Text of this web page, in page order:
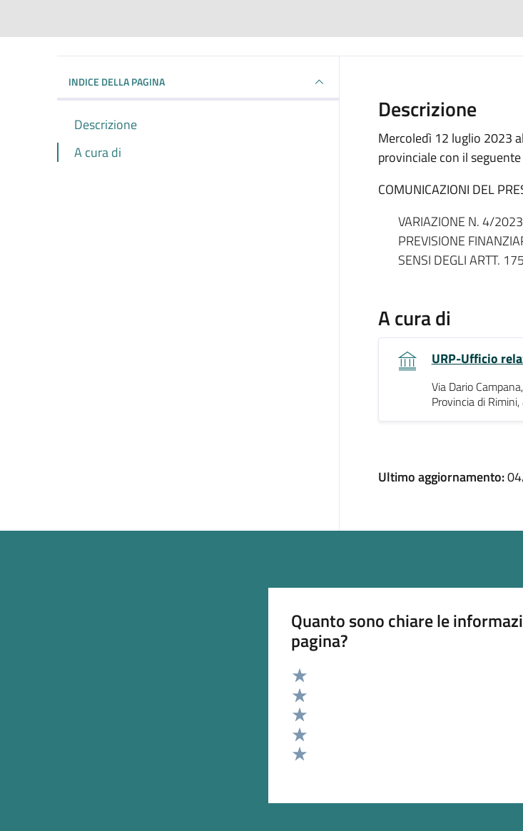
INDICE DELLA PAGINA
Descrizione
A cura di
Descrizione
Mercoledì 12 luglio 2023
provinciale con il
COMUNICAZIONI DEL
VARIAZIONE N. 4/
PREVISIONE
SENSI DEGLI ARTT.
A cura di
URP-Ufficio
Via Dario
Provincia di
Ultimo aggiornamento:
Quanto sono chiare le
pagina?
Valuta 5 stelle su 5
Valuta 4 stelle su 5
Valuta 3 stelle su 5
Valuta 2 stelle su 5